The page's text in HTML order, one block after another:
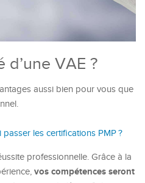
d’une VAE ?
aussi bien pour vous que
passer les certifications PMP ?
professionnelle. Grâce à la
vos compétences seront